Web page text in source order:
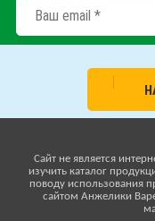
Cайт не является
изучить каталог
поводу использования
сайтом Анжелики